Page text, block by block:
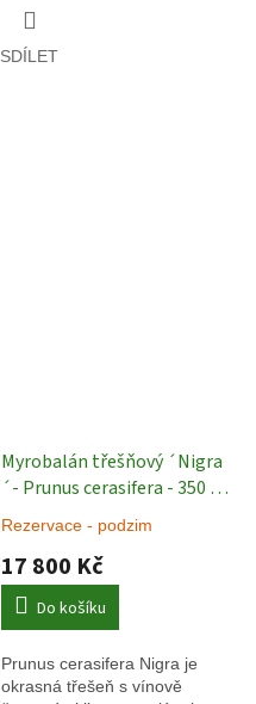
SDÍLET
Myrobalán třešňový ´Nigra
´- Prunus cerasifera - 350 -
380 cm - vícekmen
stromy
Rezervace - podzim
17 800 Kč
Do košíku
Prunus cerasifera Nigra je
okrasná třešeň s vínově